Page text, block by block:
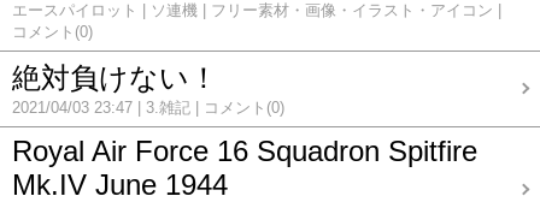
エースパイロット
ソ連機
フリー素材・画像・イラスト・アイコン
コメント(0)
絶対負けない！
2021/04/03 23:47 3.雑記 コメント(0)
Royal Air Force 16 Squadron Spitfire
Mk.IV June 1944